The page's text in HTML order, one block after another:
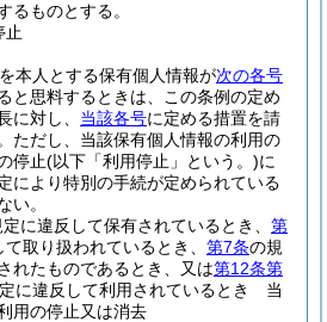
るものとする。
止
本人とする保有個人情報が次の各号
と思料するときは、この条例の定め
に対し、 当該各号に定める措置を請
ただし、当該保有個人情報の利用の
停止(以下「利用停止」という。)に
により特別の手続が定められている
い。
に違反して保有されているとき、 第
取り扱われているとき、 第7条の規
れたものであるとき、又は第12条第
に違反して利用されているとき 当
用の停止又は消去